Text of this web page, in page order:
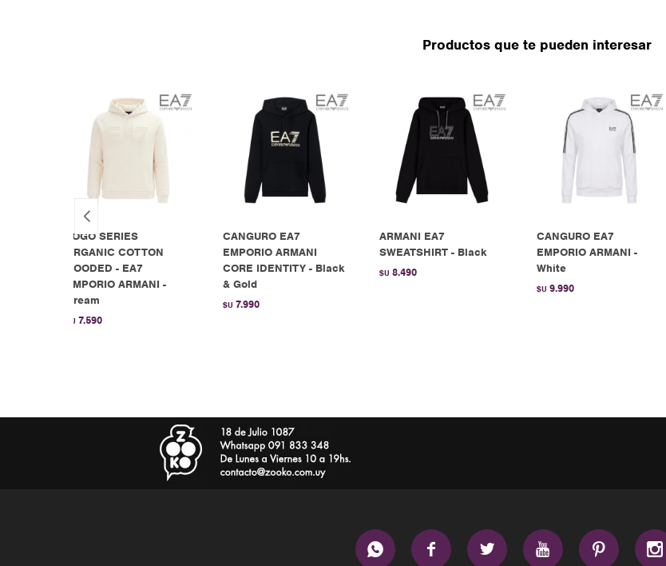
Productos que te pueden interesar
LOGO SERIES
ORGANIC COTTON
HOODED - EA7
EMPORIO ARMANI -
Cream
$U 7.590
CANGURO EA7
EMPORIO ARMANI
CORE IDENTITY - Black
& Gold
$U 7.990
ARMANI EA7
SWEATSHIRT - Black
$U 8.490
CANGURO EA7
EMPORIO ARMANI -
White
$U 9.990
     